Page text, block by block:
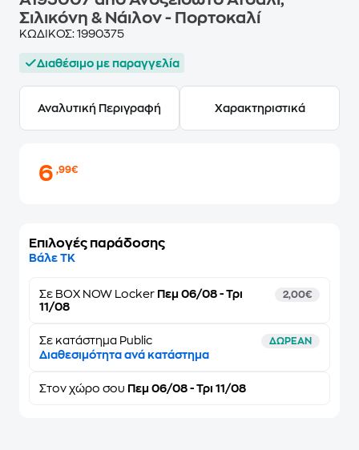
Σιλικόνη & Νάιλον - Πορτοκαλί
ΚΩΔΙΚΟΣ: 1990375
Διαθέσιμο με παραγγελία
Αναλυτική Περιγραφή Χαρακτηριστικά
6,99€
Επιλογές παράδοσης
Βάλε ΤΚ
Σε BOX NOW Locker Πεμ 06/08 - Τρι
11/08
2,00€
Σε κατάστημα Public ΔΩΡΕΑΝ
Διαθεσιμότητα ανά κατάστημα
Στον χώρο σου Πεμ 06/08 - Τρι 11/08